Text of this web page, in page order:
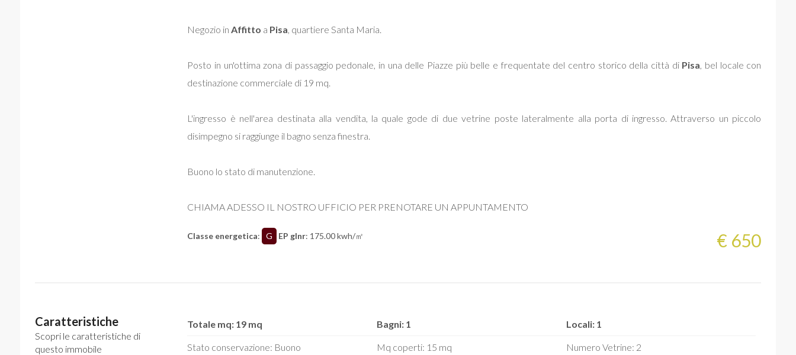
Negozio inAffitto a Pisa, quartiere Santa Maria.
Posto in un'ottima zona di passaggio pedonale, in una delle Piazze più belle e frequentate del centro storico della città di Pisa, bel locale con
destinazione commerciale di 19 mq.
L'ingresso è nell'area destinata alla vendita, la quale gode di due vetrine poste lateralmente alla porta di ingresso. Attraverso un piccolo
disimpegno si raggiunge il bagno senza finestra.
Buono lo stato di manutenzione.
CHIAMA ADESSO IL NOSTRO UFFICIO PER PRENOTARE UN APPUNTAMENTO
Classe energetica: G EP glnr: 175.00 kwh/㎡ € 650
Caratteristiche
Scopri le caratteristiche di
questo immobile
Totale mq: 19 mq Bagni: 1 Locali: 1
Stato conservazione: Buono Mq coperti: 15 mq Numero Vetrine: 2